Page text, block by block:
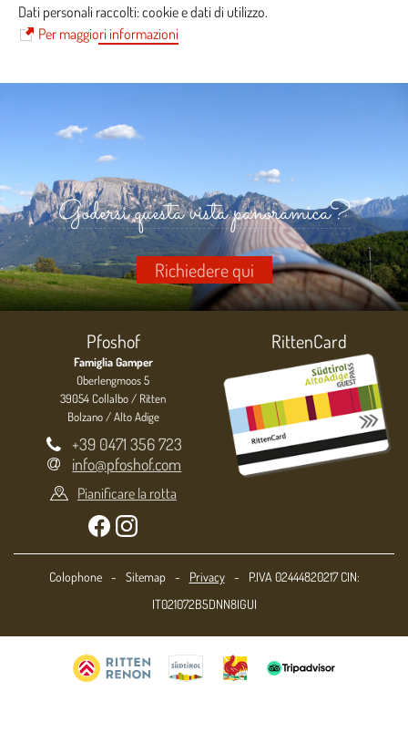
Dati personali raccolti: cookie e dati di utilizzo.
Per maggiori informazioni
Godersi questa vista panoramica?
Richiedere qui
Pfoshof
Famiglia Gamper
Oberlengmoos 5
39054 Collalbo / Ritten
Bolzano / Alto Adige
+39 0471 356 723
info@pfoshof.com
Pianificare la rotta
RittenCard
Colophone - Sitemap - Privacy -
P.IVA 02444820217 CIN:
IT021072B5DNN8IGUI